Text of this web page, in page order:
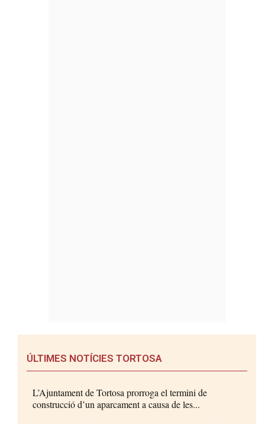
ÚLTIMES NOTÍCIES TORTOSA
L’Ajuntament de Tortosa prorroga el termini de
construcció d’un aparcament a causa de les...